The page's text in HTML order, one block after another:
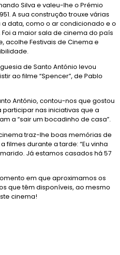
Silva e valeu-lhe o Prémio
A sua construção trouxe várias
data, como o ar condicionado e o
a maior sala de cinema do país
acolhe Festivais de Cinema e
de Santo António levou
ao filme “Spencer”, de Pablo
António, contou-nos que gostou
nas iniciativas que a
a “sair um bocadinho de casa”.
traz-lhe boas memórias de
filmes durante a tarde: “Eu vinha
Já estamos casados há 57
em que aproximamos os
que têm disponíveis, ao mesmo
cinema!